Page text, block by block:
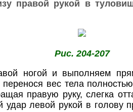
правой рукой в
Рис. 204-207
ногой и выполняем
перенося вес тела
правую руку, слегка
левой рукой в голову